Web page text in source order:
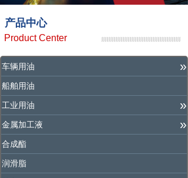
产品中心
Product Center
车辆用油 »
船舶用油
工业用油 »
金属加工液 »
合成酯
润滑脂